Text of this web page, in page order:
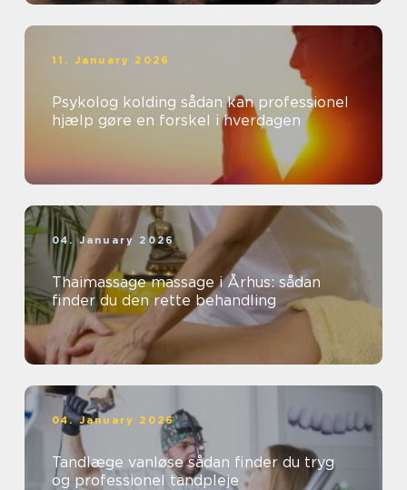
11. January 2026
Psykolog kolding sådan kan professionel
hjælp gøre en forskel i hverdagen
04. January 2026
Thaimassage massage i Århus: sådan
finder du den rette behandling
04. January 2026
Tandlæge vanløse sådan finder du tryg
og professionel tandpleje